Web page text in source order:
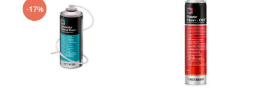
-17%